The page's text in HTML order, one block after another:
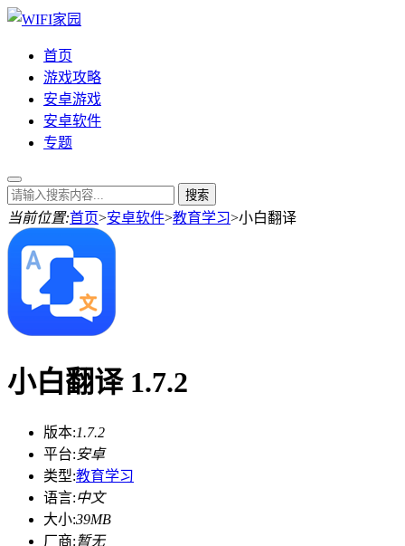
首页
游戏攻略
安卓游戏
安卓软件
专题
当前位置:首页>安卓软件>教育学习>小白翻译
小白翻译 1.7.2
版本:1.7.2
平台:安卓
类型:教育学习
语言:中文
大小:39MB
厂商:暂无